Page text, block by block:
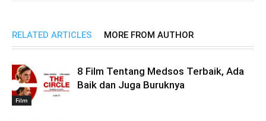
RELATED ARTICLES MORE FROM AUTHOR
Film
8 Film Tentang Medsos Terbaik, Ada
Baik dan Juga Buruknya